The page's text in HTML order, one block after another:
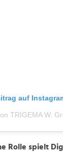
auf
TRIGEMA W.
Rolle spielt